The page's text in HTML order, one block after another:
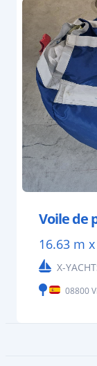
Voile de
16.63 m
X-
08800